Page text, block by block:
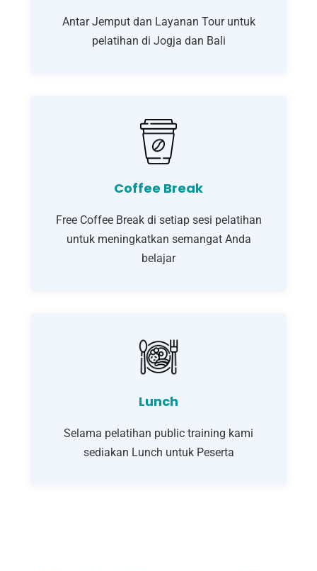
Antar Jemput dan Layanan Tour untuk
pelatihan di Jogja dan Bali
Coffee Break
Free Coffee Break di setiap sesi pelatihan
untuk meningkatkan semangat Anda
belajar
Lunch
Selama pelatihan public training kami
sediakan Lunch untuk Peserta